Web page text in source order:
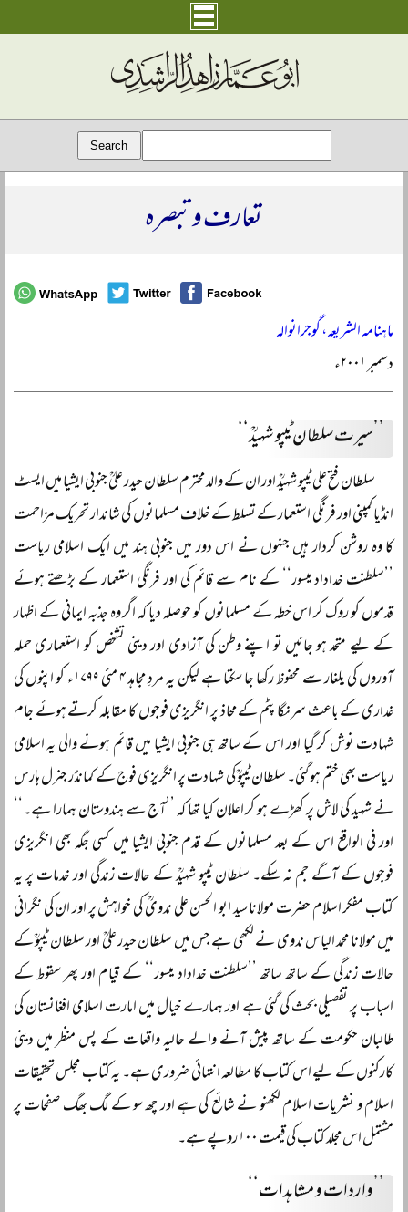
تعارف و تبصرہ
ماہنامہ الشریعہ، گوجرانوالہ
دسمبر ۲۰۰۱ء
’’سیرت سلطان ٹیپو شہیدؒ‘‘
سلطان فتح علی ٹیپو شہیدؒ اور ان کے والد محترم سلطان حیدر علیؒ جنوبی ایشیا میں ایسٹ
انڈیا کمپنی اور فرنگی استعمار کے تسلط کے خلاف مسلمانوں کی شاندار تحریک مزاحمت
کا وہ روشن کردار ہیں جنہوں نے اس دور میں جنوبی ہند میں ایک اسلامی ریاست
’’سلطنت خداداد میسور‘‘ کے نام سے قائم کی اور فرنگی استعمار کے بڑھتے ہوئے
قدموں کو روک کر اس خطہ کے مسلمانوں کو حوصلہ دیا کہ اگر وہ جذبہ ایمانی کے اظہار
کے لیے متحد ہو جائیں تو اپنے وطن کی آزادی اور دینی تشخص کو استعماری حملہ
آوروں کی یلغار سے محفوظ رکھا جا سکتا ہے لیکن یہ مردِ مجاہد ۴ مئی ۱۷۹۹ء کو اپنوں کی
غداری کے باعث سرنگا پٹم کے محاذ پر انگریزی فوجوں کا مقابلہ کرتے ہوئے جام
شہادت نوش کر گیا اور اس کے ساتھ ہی جنوبی ایشیا میں قائم ہونے والی یہ اسلامی
ریاست بھی ختم ہو گئی۔ سلطان ٹیپوؒ کی شہادت پر انگریزی فوج کے کمانڈر جنرل ہارس
نے شہید کی لاش پر کھڑے ہو کر اعلان کیا تھا کہ ’’آج سے ہندوستان ہمارا ہے۔‘‘
اور فی الواقع اس کے بعد مسلمانوں کے قدم جنوبی ایشیا میں کسی جگہ بھی انگریزی
فوجوں کے آگے جم نہ سکے۔ سلطان ٹیپو شہیدؒ کے حالات زندگی اور خدمات پر یہ
کتاب مفکر اسلام حضرت مولانا سید ابو الحسن علی ندویؒ کی خواہش پر اور ان کی نگرانی
میں مولانا محمد الیاس ندوی نے لکھی ہے جس میں سلطان حیدر علیؒ اور سلطان ٹیپوؒ کے
حالات زندگی کے ساتھ ساتھ ’’سلطنت خداداد میسور‘‘ کے قیام اور پھر سقوط کے
اسباب پر تفصیلی بحث کی گئی ہے اور ہمارے خیال میں امارت اسلامی افغانستان کی
طالبان حکومت کے ساتھ پیش آنے والے حالیہ واقعات کے پس منظر میں دینی
کارکنوں کے لیے اس کتاب کا مطالعہ انتہائی ضروری ہے۔ یہ کتاب مجلس تحقیقات
اسلام و نشریات اسلام لکھنو نے شائع کی ہے اور چھ سو کے لگ بھگ صفحات پر
مشتمل اس مجلد کتاب کی قیمت ۱۰۰ روپے ہے۔
’’واردات و مشاہدات‘‘